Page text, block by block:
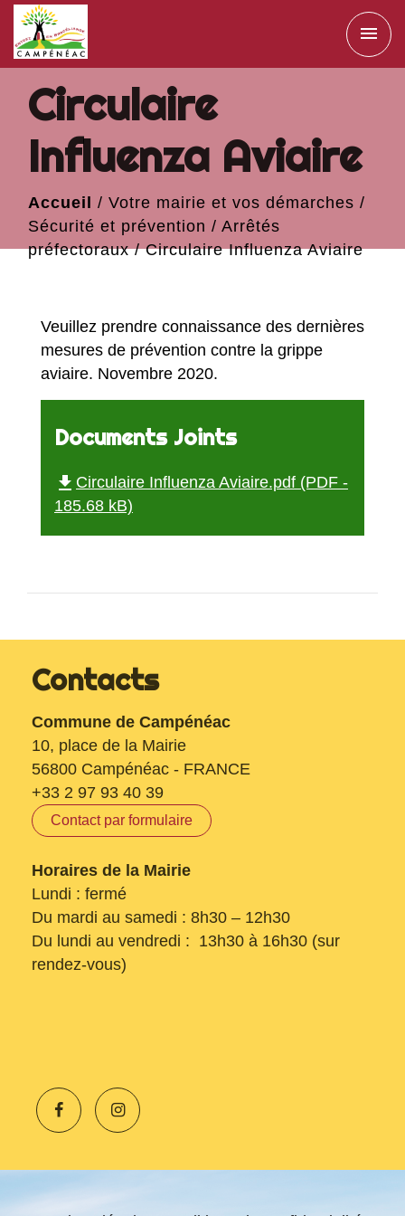
menu
Circulaire
Influenza Aviaire
Accueil / Votre mairie et vos démarches /
Sécurité et prévention / Arrêtés
préfectoraux/Circulaire Influenza Aviaire
Veuillez prendre connaissance des dernières
mesures de prévention contre la grippe
aviaire. Novembre 2020.
Documents Joints
file_download Circulaire Influenza Aviaire.pdf (PDF -
185.68 kB)
Contacts
Commune de Campénéac
10, place de la Mairie
56800 Campénéac - FRANCE
+33 2 97 93 40 39
Contact par formulaire
Horaires de la Mairie
Lundi : fermé
Du mardi au samedi : 8h30 – 12h30
Du lundi au vendredi : 13h30 à 16h30 (sur
rendez-vous)